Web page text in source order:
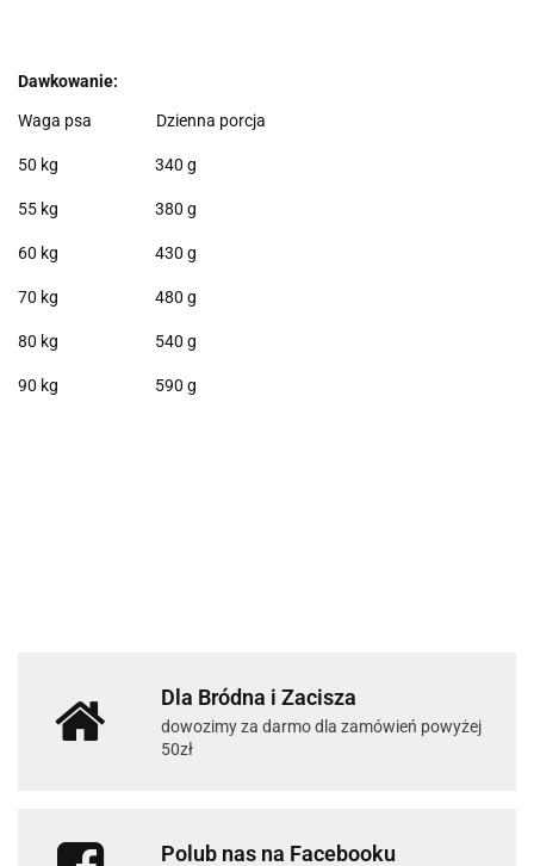
Dawkowanie:
Waga psa Dzienna porcja
50 kg 340 g
55 kg 380 g
60 kg 430 g
70 kg 480 g
80 kg 540 g
90 kg 590 g
Dla Bródna i Zacisza
dowozimy za darmo dla zamówień powyżej
50zł
Polub nas na Facebooku